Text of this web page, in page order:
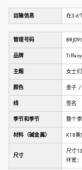
运输信息 在3-6
管理号码
品牌
主题 女士们
颜色 金子 /
线 签名
季节和季节 整个
材料（碱金属） K18黄
尺寸
尺寸
环宽